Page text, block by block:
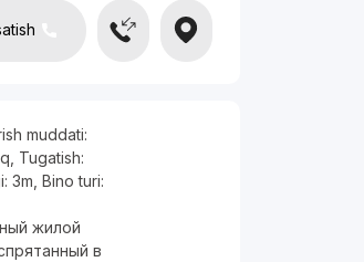
muddati:
Tugatish:
3m Bino turi:
жилой
в